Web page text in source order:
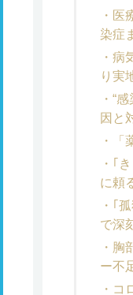
医
染症
病
り実
“
因と
｢
に頼
｢
で深
胸
ー不
コ